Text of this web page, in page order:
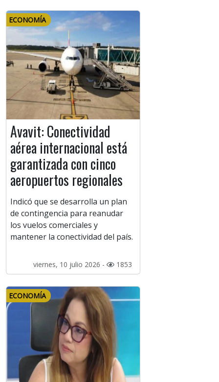
ECONOMÍA
Avavit: Conectividad
aérea internacional está
garantizada con cinco
aeropuertos regionales
Indicó que se desarrolla un plan
de contingencia para reanudar
los vuelos comerciales y
mantener la conectividad del país.
viernes, 10 julio 2026 - 1853
ECONOMÍA